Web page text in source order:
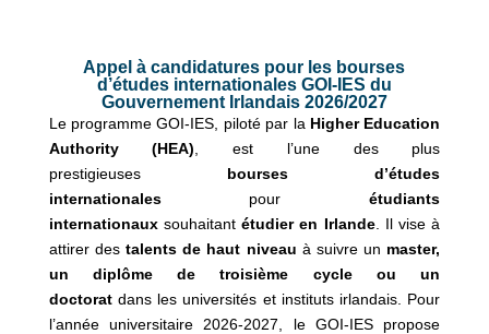
Appel à candidatures pour les bourses
d’études internationales GOI-IES du
Gouvernement Irlandais 2026/2027
Le programme GOI-IES, piloté par la Higher Education
Authority (HEA) , est l’une des plus
prestigieuses bourses d’études
internationalespourétudiants
internationauxsouhaitantétudier en Irlande. Il vise à
attirer destalents de haut niveau à suivre un master,
un diplôme de troisième cycle ou un
doctoratdans les universités et instituts irlandais. Pour
l’année universitaire 2026-2027, le GOI-IES propose